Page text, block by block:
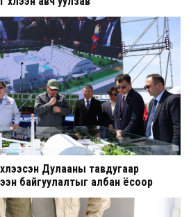
Дулааны тавдугаар
байгуулалтыг албан ёсоор